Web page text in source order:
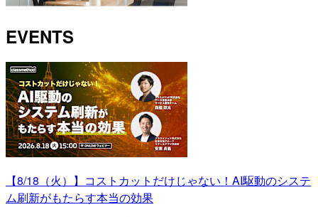
EVENTS
【8/18（火）】コストカットだけじゃない！AI駆動のシステ
ム刷新がもたらす本当の効果